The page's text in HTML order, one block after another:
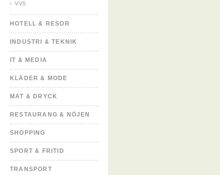
VVS
HOTELL & RESOR
INDUSTRI & TEKNIK
IT & MEDIA
KLÄDER & MODE
MAT & DRYCK
RESTAURANG & NÖJEN
SHOPPING
SPORT & FRITID
TRANSPORT